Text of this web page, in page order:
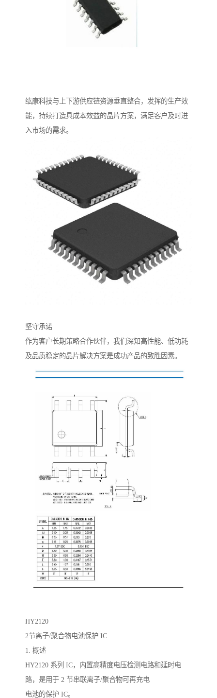
纮康科技与上下游供应链资源垂直整合，发挥的生产效
能，持续打造具成本效益的晶片方案，满足客户及时进
入市场的需求。
坚守承诺
作为客户长期策略合作伙伴，我们深知高性能、低功耗
及品质稳定的晶片解决方案是成功产品的致胜因素。
HY2120
2节离子/聚合物电池保护 IC
1. 概述
HY2120 系列 IC，内置高精度电压检测电路和延时电
路，是用于 2 节串联离子/聚合物可再充电
电池的保护 IC。